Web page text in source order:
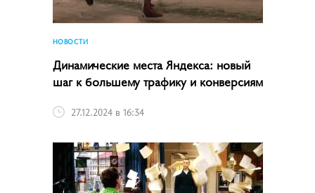
НОВОСТИ
Динамические места Яндекса: новый
шаг к большему трафику и конверсиям
27.12.2024 в 16:34